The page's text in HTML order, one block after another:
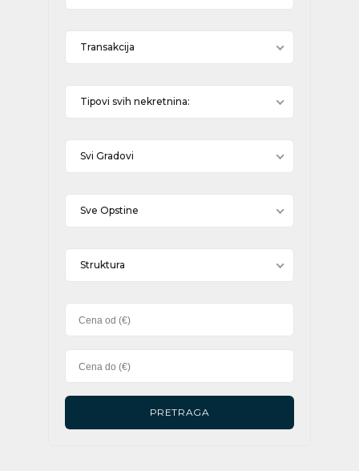
Transakcija
Tipovi svih nekretnina:
Svi Gradovi
Sve Opstine
Struktura